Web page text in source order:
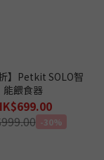
】Petkit SOLO智
能餵食器
-30%